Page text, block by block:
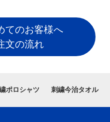
てのお客様へ
文の流れ
ポロシャツ 刺繍今治タオル